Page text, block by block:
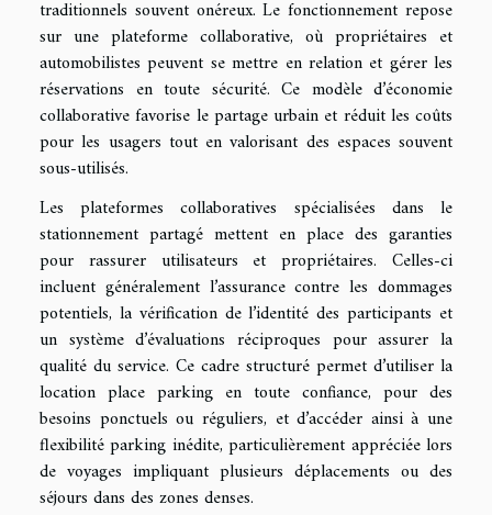
traditionnels souvent onéreux. Le fonctionnement repose
sur une plateforme collaborative, où propriétaires et
automobilistes peuvent se mettre en relation et gérer les
réservations en toute sécurité. Ce modèle d’économie
collaborative favorise le partage urbain et réduit les coûts
pour les usagers tout en valorisant des espaces souvent
sous-utilisés.
Les plateformes collaboratives spécialisées dans le
stationnement partagé mettent en place des garanties
pour rassurer utilisateurs et propriétaires. Celles-ci
incluent généralement l’assurance contre les dommages
potentiels, la vérification de l’identité des participants et
un système d’évaluations réciproques pour assurer la
qualité du service. Ce cadre structuré permet d’utiliser la
location place parking en toute confiance, pour des
besoins ponctuels ou réguliers, et d’accéder ainsi à une
flexibilité parking inédite, particulièrement appréciée lors
de voyages impliquant plusieurs déplacements ou des
séjours dans des zones denses.